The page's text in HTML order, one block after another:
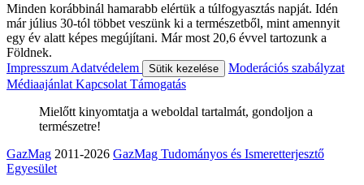
Minden korábbinál hamarabb elértük a túlfogyasztás napját. Idén
már július 30-tól többet veszünk ki a természetből, mint amennyit
egy év alatt képes megújítani. Már most 20,6 évvel tartozunk a
Földnek.
Impresszum Adatvédelem Sütik kezelése
Moderációs szabályzat
Médiaajánlat Kapcsolat Támogatás
Mielőtt kinyomtatja a weboldal tartalmát, gondoljon a
természetre!
GazMag 2011-2026 GazMag Tudományos és Ismeretterjesztő
Egyesület